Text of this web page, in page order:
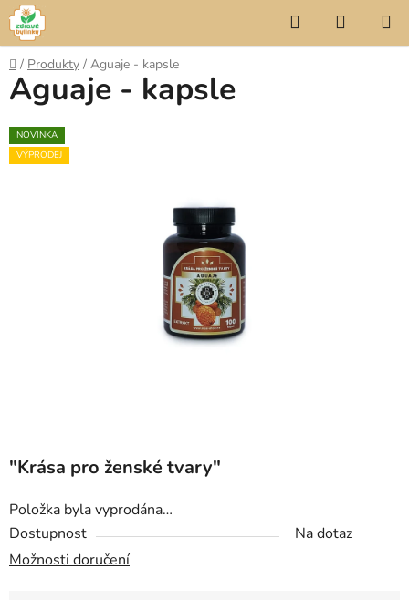
Přejít
na
obsah
Hledat
KOŠÍK
Domů
/ Produkty / Aguaje - kapsle
"Krása pro ženské tvary"
Položka byla vyprodána…
Dostupnost
Na dotaz
Možnosti doručení
Aguaje - kapsle
NOVINKA
VÝPRODEJ